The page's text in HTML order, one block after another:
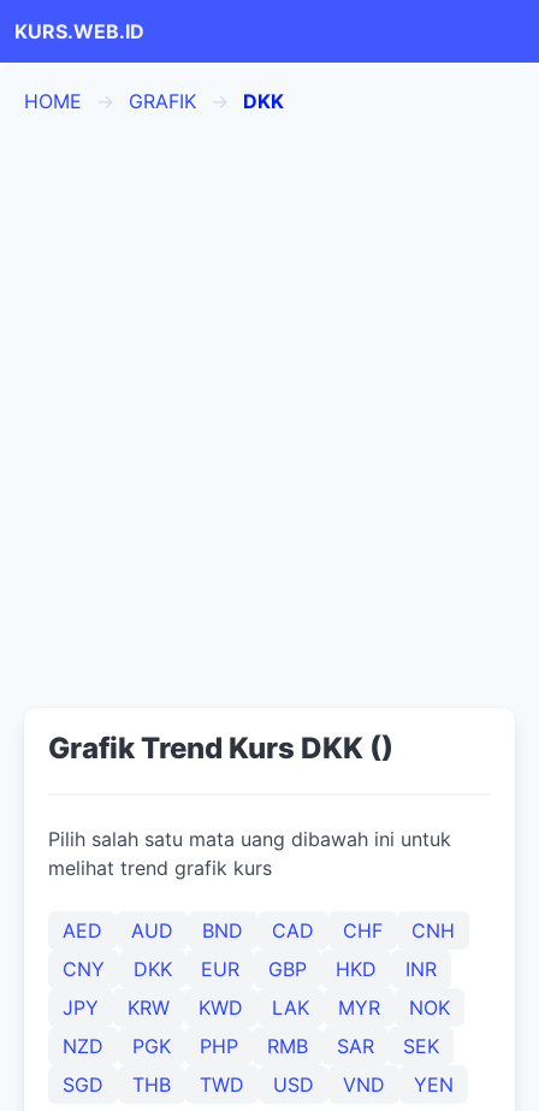
KURS.WEB.ID
HOME GRAFIK DKK
Grafik Trend Kurs DKK ()
Pilih salah satu mata uang dibawah ini untuk
melihat trend grafik kurs
AED AUD BND CAD CHF
CNH
CNY
DKK EUR GBP HKD
INR
JPY
KRW KWD LAK MYR
NOK
NZD
PGK PHP RMB SAR
SEK
SGD
THB TWD USD VND YEN